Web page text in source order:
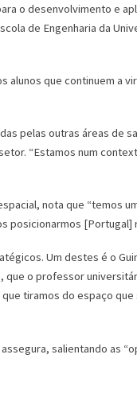
o desenvolvimento e
de Engenharia da
que continuem a
pelas outras áreas de
“Estamos num
nota que “temos
Um destes é o
o professor
tiramos do espaço
salientando as